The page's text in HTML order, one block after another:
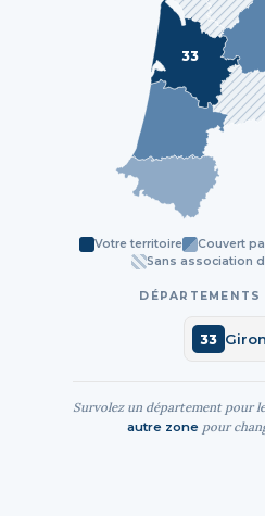
33
Votre territoire
Couvert
Sans association
DÉPARTEMENTS
33
Survolez un département pour
autre zone pour